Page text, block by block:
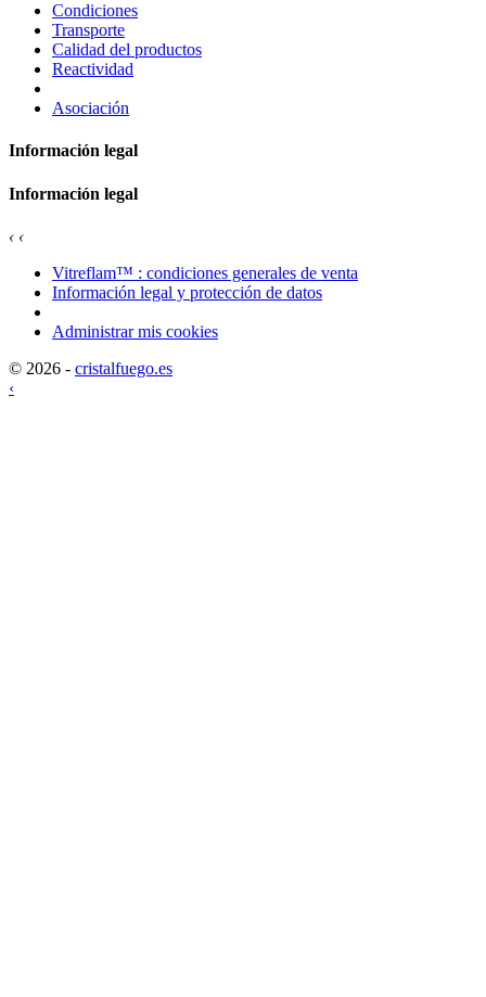
Condiciones
Transporte
Calidad del productos
Reactividad
Asociación
Información legal
Información legal
‹ ‹
Vitreflam™ : condiciones generales de venta
Información legal y protección de datos
Administrar mis cookies
© 2026 - cristalfuego.es
‹